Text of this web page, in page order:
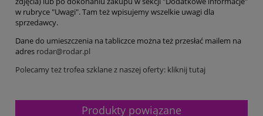
w rubryce "Uwagi". Tam też wpisujemy wszelkie uwagi dla
sprzedawcy.
Dane do umieszczenia na tabliczce można też przesłać mailem na
adres rodar@rodar.pl
Polecamy też trofea szklane z naszej oferty: kliknij tutaj
Produkty powiązane